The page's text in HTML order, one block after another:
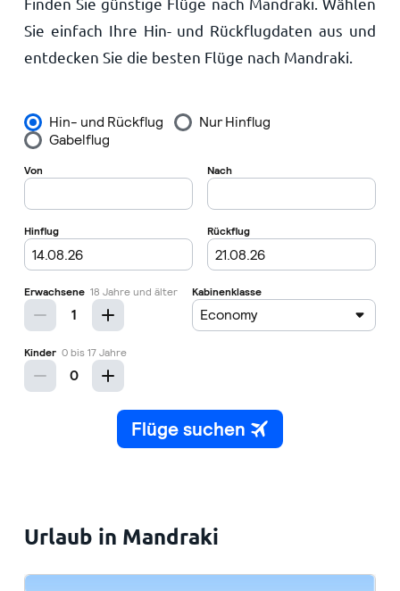
Startseite
Sie einfach Ihre Hin- und Rückflugdaten aus und
entdecken Sie die besten Flüge nach Mandraki.
Urlaub in Mandraki